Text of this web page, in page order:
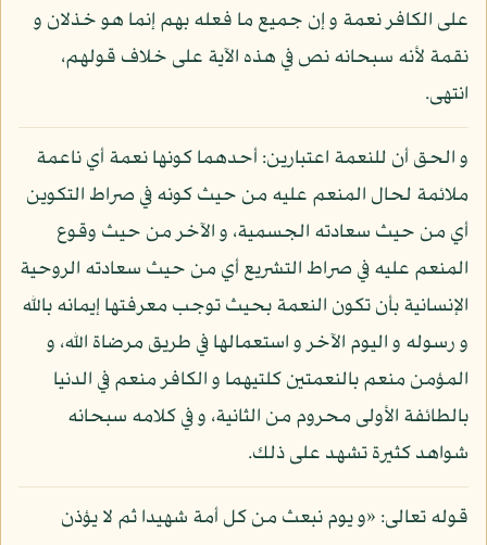
على الكافر نعمة و إن جميع ما فعله بهم إنما هو خذلان و
نقمة لأنه سبحانه نص في هذه الآية على خلاف قولهم،
انتهى.
و الحق أن للنعمة اعتبارين: أحدهما كونها نعمة أي ناعمة
ملائمة لحال المنعم عليه من حيث كونه في صراط التكوين
أي من حيث سعادته الجسمية، و الآخر من حيث وقوع
المنعم عليه في صراط التشريع أي من حيث سعادته الروحية
الإنسانية بأن تكون النعمة بحيث توجب معرفتها إيمانه بالله
و رسوله و اليوم الآخر و استعمالها في طريق مرضاة الله، و
المؤمن منعم بالنعمتين كلتيهما و الكافر منعم في الدنيا
بالطائفة الأولى محروم من الثانية، و في كلامه سبحانه
شواهد كثيرة تشهد على ذلك.
قوله تعالى: «و يوم نبعث من كل أمة شهيدا ثم لا يؤذن